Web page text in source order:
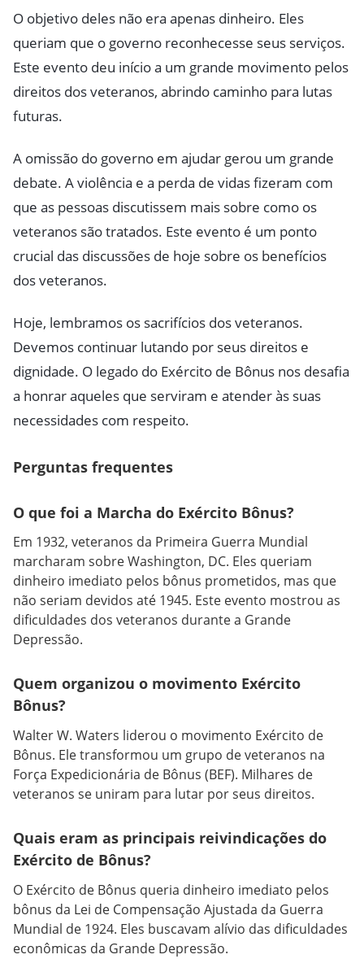
O objetivo deles não era apenas dinheiro. Eles
queriam que o governo reconhecesse seus serviços.
Este evento deu início a um grande movimento pelos
direitos dos veteranos, abrindo caminho para lutas
futuras.
A omissão do governo em ajudar gerou um grande
debate. A violência e a perda de vidas fizeram com
que as pessoas discutissem mais sobre como os
veteranos são tratados. Este evento é um ponto
crucial das discussões de hoje sobre os benefícios
dos veteranos.
Hoje, lembramos os sacrifícios dos veteranos.
Devemos continuar lutando por seus direitos e
dignidade. O legado do Exército de Bônus nos desafia
a honrar aqueles que serviram e atender às suas
necessidades com respeito.
Perguntas frequentes
O que foi a Marcha do Exército Bônus?
Em 1932, veteranos da Primeira Guerra Mundial
marcharam sobre Washington, DC. Eles queriam
dinheiro imediato pelos bônus prometidos, mas que
não seriam devidos até 1945. Este evento mostrou as
dificuldades dos veteranos durante a Grande
Depressão.
Quem organizou o movimento Exército
Bônus?
Walter W. Waters liderou o movimento Exército de
Bônus. Ele transformou um grupo de veteranos na
Força Expedicionária de Bônus (BEF). Milhares de
veteranos se uniram para lutar por seus direitos.
Quais eram as principais reivindicações do
Exército de Bônus?
O Exército de Bônus queria dinheiro imediato pelos
bônus da Lei de Compensação Ajustada da Guerra
Mundial de 1924. Eles buscavam alívio das dificuldades
econômicas da Grande Depressão.